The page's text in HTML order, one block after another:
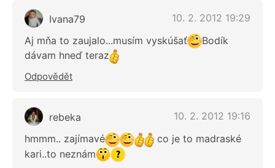
Ivana79
10. 2. 2012 19:29
Aj mňa to zaujalo...musím vyskúšať
Bodík
dávam hneď teraz
Odpovědět
rebeka
10. 2. 2012 19:16
hmmm.. zajímavé
co je to madraské
kari..to neznám